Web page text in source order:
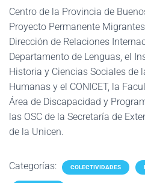
Centro de la Provincia de
Proyecto Permanente
Dirección de Relaciones
Departamento de Lenguas, el
Historia y Ciencias Sociales de
Humanas y el CONICET, la
Área de Discapacidad y
las OSC de la Secretaría de
de la Unicen.
Categorías: COLECTIVIDADES